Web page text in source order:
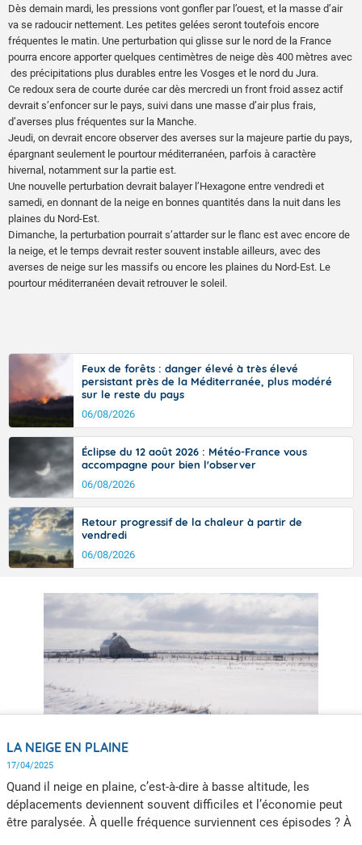
Dès demain mardi, les pressions vont gonfler par l’ouest, et la masse d’air
va se radoucir nettement. Les petites gelées seront toutefois encore
fréquentes le matin. Une perturbation qui glisse sur le nord de la France
pourra encore apporter quelques centimètres de neige dès 400 mètres avec
des précipitations plus durables entre les Vosges et le nord du Jura.
Ce redoux sera de courte durée car dès mercredi un front froid assez actif
devrait s’enfoncer sur le pays, suivi dans une masse d’air plus frais,
d’averses plus fréquentes sur la Manche.
Jeudi, on devrait encore observer des averses sur la majeure partie du pays,
épargnant seulement le pourtour méditerranéen, parfois à caractère
hivernal, notamment sur la partie est.
Une nouvelle perturbation devrait balayer l’Hexagone entre vendredi et
samedi, en donnant de la neige en bonnes quantités dans la nuit dans les
plaines du Nord-Est.
Dimanche, la perturbation pourrait s’attarder sur le flanc est avec encore de
la neige, et le temps devrait rester souvent instable ailleurs, avec des
averses de neige sur les massifs ou encore les plaines du Nord-Est. Le
pourtour méditerranéen devait retrouver le soleil.
Feux de forêts : danger élevé à très élevé
persistant près de la Méditerranée, plus modéré
sur le reste du pays
06/08/2026
Éclipse du 12 août 2026 : Météo-France vous
accompagne pour bien l'observer
06/08/2026
Retour progressif de la chaleur à partir de
vendredi
06/08/2026
LA NEIGE EN PLAINE
17/04/2025
Quand il neige en plaine, c’est-à-dire à basse altitude, les
déplacements deviennent souvent difficiles et l’économie peut
être paralysée. À quelle fréquence surviennent ces épisodes ? À